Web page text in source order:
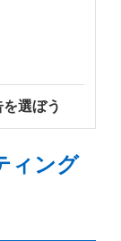
選ぼう
ィング